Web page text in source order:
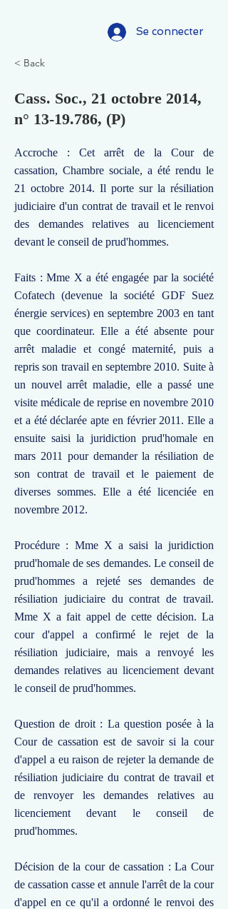
Se connecter
< Back
Cass. Soc., 21 octobre 2014,
n° 13-19.786, (P)
Accroche : Cet arrêt de la Cour de
cassation, Chambre sociale, a été rendu le
21 octobre 2014. Il porte sur la résiliation
judiciaire d'un contrat de travail et le renvoi
des demandes relatives au licenciement
devant le conseil de prud'hommes.
Faits : Mme X a été engagée par la société
Cofatech (devenue la société GDF Suez
énergie services) en septembre 2003 en tant
que coordinateur. Elle a été absente pour
arrêt maladie et congé maternité, puis a
repris son travail en septembre 2010. Suite à
un nouvel arrêt maladie, elle a passé une
visite médicale de reprise en novembre 2010
et a été déclarée apte en février 2011. Elle a
ensuite saisi la juridiction prud'homale en
mars 2011 pour demander la résiliation de
son contrat de travail et le paiement de
diverses sommes. Elle a été licenciée en
novembre 2012.
Procédure : Mme X a saisi la juridiction
prud'homale de ses demandes. Le conseil de
prud'hommes a rejeté ses demandes de
résiliation judiciaire du contrat de travail.
Mme X a fait appel de cette décision. La
cour d'appel a confirmé le rejet de la
résiliation judiciaire, mais a renvoyé les
demandes relatives au licenciement devant
le conseil de prud'hommes.
Question de droit : La question posée à la
Cour de cassation est de savoir si la cour
d'appel a eu raison de rejeter la demande de
résiliation judiciaire du contrat de travail et
de renvoyer les demandes relatives au
licenciement devant le conseil de
prud'hommes.
Décision de la cour de cassation : La Cour
de cassation casse et annule l'arrêt de la cour
d'appel en ce qu'il a ordonné le renvoi des